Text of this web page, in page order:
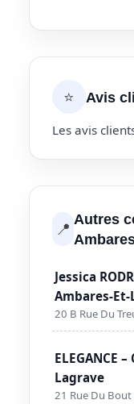
⭐ Avis
Les avis
📍 Autres
Jessica
Ambares-
20 B Rue Du
ELEGANCE
Lagrave
21 Rue Du